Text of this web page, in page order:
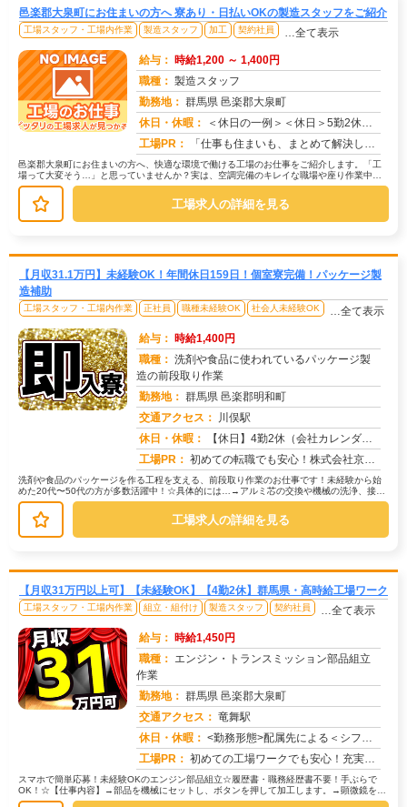
邑楽郡大泉町にお住まいの方へ 寮あり・日払いOKの製造スタッフをご紹介
工場スタッフ・工場内作業 製造スタッフ 加工 契約社員 …全て表示
給与： 時給1,200 ～ 1,400円
職種： 製造スタッフ
勤務地： 群馬県 邑楽郡大泉町
休日・休暇：
＜休日の一例＞＜休日＞5勤2休（工場カレンダーによる）★ＧＷ・夏季・年末年始休暇あり★有給休暇あり※配属先により休...
工場PR：
「仕事も住まいも、まとめて解決したい！」そんなあなたを応援します。株式会社京栄センターでは、全国の工場求人をご紹介...
邑楽郡大泉町にお住まいの方へ、快適な環境で働ける工場のお仕事をご紹介します。「工
場って大変そう…」と思っていませんか？実は、空調完備のキレイな職場や座り作業中心
のお仕事もたくさんあります。【たと...
工場求人の詳細を見る
【月収31.1万円】未経験OK！年間休日159日！個室寮完備！パッケージ製
造補助
工場スタッフ・工場内作業 正社員 職種未経験OK 社会人未経験OK …全て表示
給与： 時給1,400円
職種： 洗剤や食品に使われているパッケージ製
造の前段取り作業
勤務地： 群馬県 邑楽郡明和町
交通アクセス：
川俣駅
休日・休暇：
【休日】4勤2休（会社カレンダーあり）年間休日159日【長期休暇】GW・夏季・年末年始
工場PR： 初めての転職でも安心！株式会社京栄センターで新しい一歩を踏み出してみませんか？☆初期費用0円の家具付き個室寮をご用...
洗剤や食品のパッケージを作る工程を支える、前段取り作業のお仕事です！未経験から始
めた20代〜50代の方が多数活躍中！☆具体的には…→アルミ芯の交換や機械の洗浄、接着
剤の投入など。重いものはリフタ...
工場求人の詳細を見る
【月収31万円以上可】【未経験OK】【4勤2休】群馬県・高時給工場ワーク
工場スタッフ・工場内作業 組立・組付け 製造スタッフ 契約社員 …全て表示
給与： 時給1,450円
職種： エンジン・トランスミッション部品組立
作業
勤務地： 群馬県 邑楽郡大泉町
交通アクセス： 竜舞駅
休日・休暇： <勤務形態>配属先による＜シフト＞4勤2休＜休日＞工場カレンダーによる
工場PR： 初めての工場ワークでも安心！充実の研修制度と先輩スタッフのサポートで、安心してスタートできます。☆寮費無料の個室寮...
スマホで簡単応募！未経験OKのエンジン部品組立☆履歴書・職務経歴書不要！手ぶらで
OK！☆【仕事内容】→部品を機械にセットし、ボタンを押して加工します。→顕微鏡を使
って、加工された部品を丁寧に検査...